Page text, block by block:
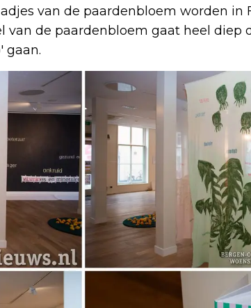
van de paardenbloem worden in
van de paardenbloem gaat heel diep
gaan.